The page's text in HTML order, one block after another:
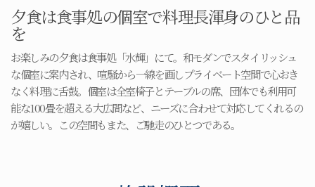
夕食は食事処の個室で料理長渾身のひと品
を
お楽しみの夕食は食事処「水輝」にて。和モダンでスタイリッシュ
な個室に案内され、喧騒から一線を画しプライベート空間で心おき
なく料理に舌鼓。個室は全室椅子とテーブルの席、団体でも利用可
能な100畳を超える大広間など、ニーズに合わせて対応してくれるの
が嬉しい。この空間もまた、ご馳走のひとつである。